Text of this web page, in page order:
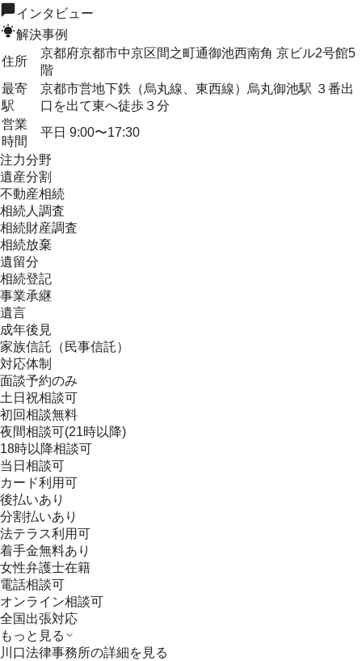
インタビュー
解決事例
住所
京都府京都市中京区間之町通御池西南角 京ビル2号館5
階
最寄
駅
京都市営地下鉄（烏丸線、東西線）烏丸御池駅 ３番出
口を出て東へ徒歩３分
営業
時間
平日 9:00〜17:30
注力分野
遺産分割
不動産相続
相続人調査
相続財産調査
相続放棄
遺留分
相続登記
事業承継
遺言
成年後見
家族信託（民事信託）
対応体制
面談予約のみ
土日祝相談可
初回相談無料
夜間相談可(21時以降)
18時以降相談可
当日相談可
カード利用可
後払いあり
分割払いあり
法テラス利用可
着手金無料あり
女性弁護士在籍
電話相談可
オンライン相談可
全国出張対応
もっと見る
川口法律事務所の詳細を見る